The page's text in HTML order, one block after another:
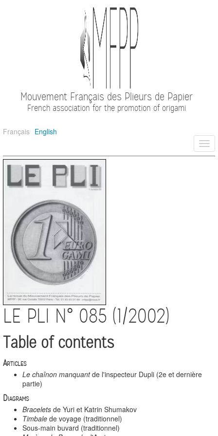
Mouvement Français des Plieurs de Papier
French association for the promotion of origami
Français English
LE PLI N° 085 (1/2002)
Table of contents
Articles
Le chaînon manquantde l'inspecteur Dupli (2e et dernière
partie)
Diagrams
Bracelets de Yuri et Katrin Shumakov
Timbale de voyage (traditionnel)
Sous-main buvard (traditionnel)